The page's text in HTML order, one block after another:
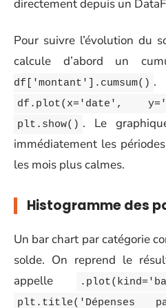
directement depuis un
Pour suivre l’évolution du
calcule d’abord un
df['montant'].cumsum() .
df.plot(x='date',
plt.show() . Le
immédiatement les
les mois plus calmes.
Histogramme des
Un bar chart par catégorie
solde. On reprend le
appelle
plt.title('Dépenses